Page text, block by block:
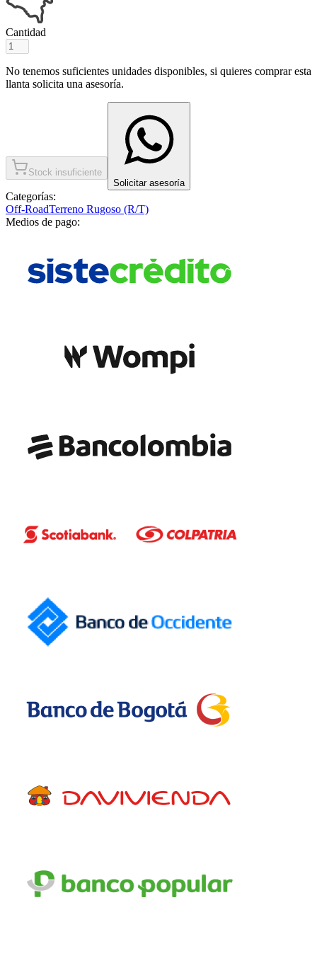
Cantidad
No tenemos suficientes unidades disponibles, si quieres comprar esta
llanta solicita una asesoría.
Stock insuficiente
Solicitar asesoría
Categorías:
Off-RoadTerreno Rugoso (R/T)
Medios de pago: